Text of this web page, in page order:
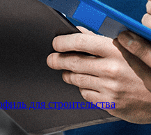
для строительства